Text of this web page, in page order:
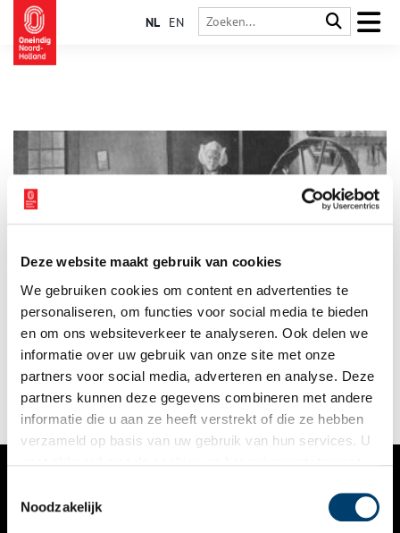
Deze website maakt gebruik van cookies
We gebruiken cookies om content en advertenties te
personaliseren, om functies voor social media te bieden
en om ons websiteverkeer te analyseren. Ook delen we
informatie over uw gebruik van onze site met onze
partners voor social media, adverteren en analyse. Deze
partners kunnen deze gegevens combineren met andere
informatie die u aan ze heeft verstrekt of die ze hebben
verzameld op basis van uw gebruik van hun services. U
Noodzakelijk
NL EN
De voorouders van Laren hebben zich zo’n 250 jaar bezig
gehouden met spinnen en weven – met de textielnijverheid.
Weven begon in Laren in het verleden als thuisarbeid en later
werd er fabrieksmatig gewerkt. Eeuwenlang heeft een groot
deel van de bevolking van Laren “om den brode” gesponnen
en geweven.
1 min
VERHALEN